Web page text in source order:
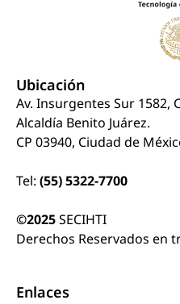
Ubicación
Av. Insurgentes Sur 1582,
Alcaldía Benito Juárez.
CP 03940, Ciudad de
Tel: (55) 5322-7700
©2025SECIHTI
Derechos Reservados en
Enlaces